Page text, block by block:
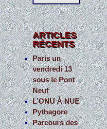
c
h
e
r
c
h
e
r
:
ARTICLES
RÉCENTS
Paris un
vendredi 13
sous le Pont
Neuf
L’ONU À NUE
Pythagore
Parcours des